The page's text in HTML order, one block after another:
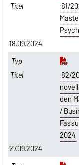
81/
18.09.2024
82/
den
/
2024
27.09.2024